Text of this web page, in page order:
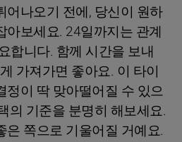
어나오기 전에, 당신이 원하
아보세요. 24일까지는 관계
합니다. 함께 시간을 보내
가져가면 좋아요. 이 타이
정이 딱 맞아떨어질 수 있으
의 기준을 분명히 해보세요.
은 쪽으로 기울어질 거예요.